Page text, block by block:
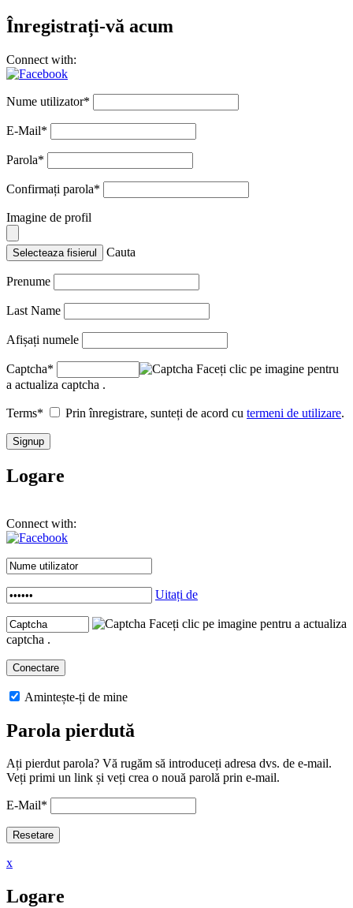
Înregistrați-vă acum
Connect with:
Nume utilizator*
E-Mail*
Parola*
Confirmați parola*
Imagine de profil
Selecteaza fisierul Cauta
Prenume
Last Name
Afișați numele
Captcha*
Faceți clic pe imagine pentru
a actualiza captcha .
Terms* Prin înregistrare, sunteți de acord cu termeni de utilizare.
Logare
Connect with:
Uitați de
Faceți clic pe imagine pentru a actualiza
captcha .
Amintește-ți de mine
Parola pierdută
Ați pierdut parola? Vă rugăm să introduceți adresa dvs. de e-mail.
Veți primi un link și veți crea o nouă parolă prin e-mail.
E-Mail*
x
Logare